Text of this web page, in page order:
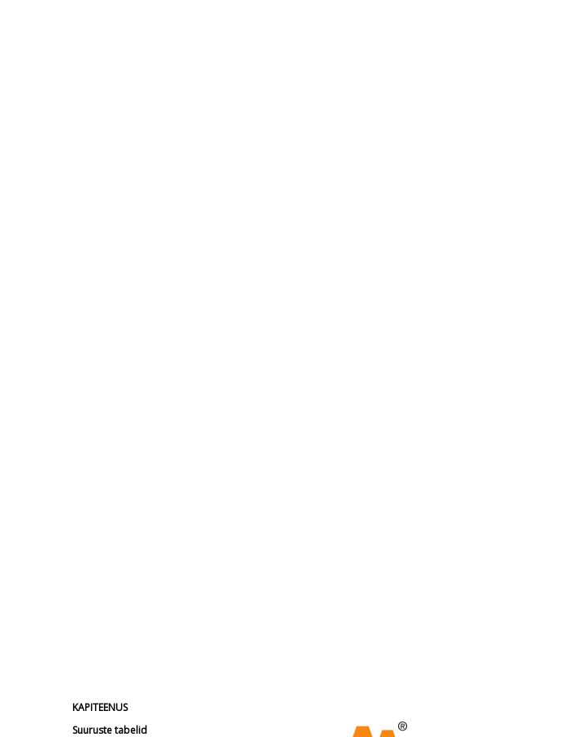
KAPITEENUS
Suuruste tabelid